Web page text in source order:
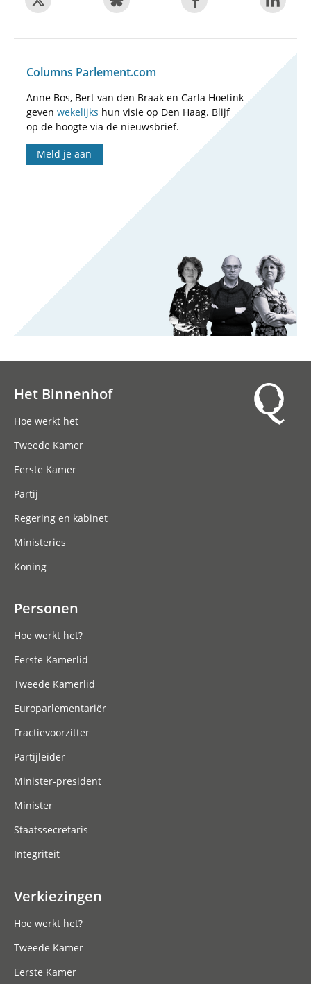
Columns Parlement.com
Anne Bos, Bert van den Braak en Carla Hoetink
geven wekelijks hun visie op Den Haag. Blijf
op de hoogte via de nieuwsbrief.
Meld je aan
Het Binnenhof
Hoe werkt het
Tweede Kamer
Eerste Kamer
Partij
Regering en kabinet
Ministeries
Koning
Personen
Hoe werkt het?
Eerste Kamerlid
Tweede Kamerlid
Europarlementariër
Fractievoorzitter
Partijleider
Minister-president
Minister
Staatssecretaris
Integriteit
Verkiezingen
Hoe werkt het?
Tweede Kamer
Eerste Kamer